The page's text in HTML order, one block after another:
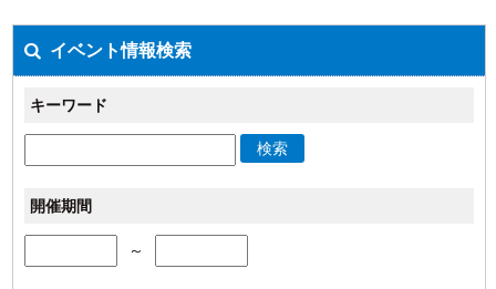
イベント情報検索
キーワード
検索
開催期間
～